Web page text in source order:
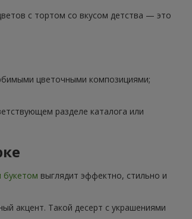
с тортом со вкусом детства — это
цветочными композициями;
разделе каталога или
букетом выглядит эффектно, стильно и
акцент. Такой десерт с украшениями